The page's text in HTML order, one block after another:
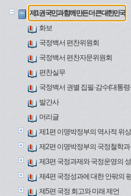
제1권 국민과 함께 만든 더 큰 대한민국
화보
국정백서 편찬위원회
국정백서 편찬자문위원회
편찬실무
국정백서 권별 집필·감수(대통
발간사
머리글
제1편 이명박정부의 역사적 위상
제2편 이명박정부의 국정철학과
제3편 국정과제와 국정운영의
제4편 국정성과에 대한 안팎의
제5편 국정 회고와 미래 제언